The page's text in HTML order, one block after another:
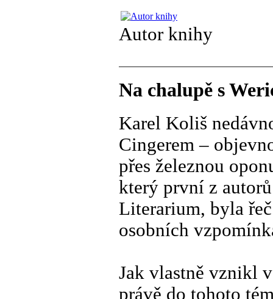
Autor knihy
Na chalupě s
Karel Koliš
Cingerem –
přes železnou
který první z
Literarium, byla
osobních
Jak vlastně vznikl
právě do tohoto